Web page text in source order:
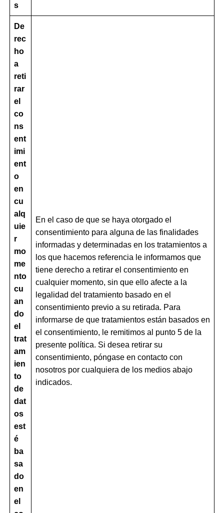
s
De
rec
ho
a
reti
rar
el
co
ns
ent
imi
ent
o
en
cu
alq
uie
r
mo
me
nto
cu
an
do
el
trat
am
ien
to
de
dat
os
est
é
ba
sa
do
en
el
En el caso de que se haya otorgado el
consentimiento para alguna de las finalidades
informadas y determinadas en los tratamientos a
los que hacemos referencia le informamos que
tiene derecho a retirar el consentimiento en
cualquier momento, sin que ello afecte a la
legalidad del tratamiento basado en el
consentimiento previo a su retirada. Para
informarse de que tratamientos están basados en
el consentimiento, le remitimos al punto 5 de la
presente política. Si desea retirar su
consentimiento, póngase en contacto con
nosotros por cualquiera de los medios abajo
indicados.